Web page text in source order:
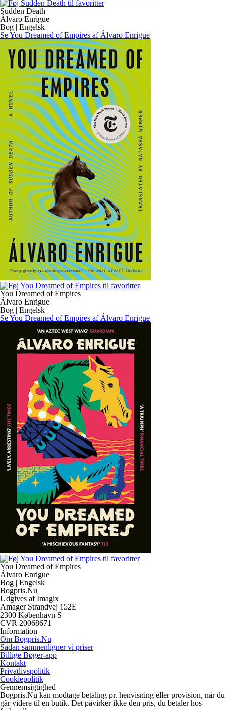
Sudden Death
Álvaro Enrigue
Bog | Engelsk
Se You Dreamed of Empires af Álvaro Enrigue
You Dreamed of Empires
Álvaro Enrigue
Bog | Engelsk
Se You Dreamed of Empires af Álvaro Enrigue
You Dreamed of Empires
Álvaro Enrigue
Bog | Engelsk
Bogpris.Nu
Udgives af Imagix
Amager Strandvej 152E
2300 København S
CVR 20068671
Information
Om Bogpris.Nu
Sådan sammenligner vi priser
Billige Bøger-app
Kontakt
Privatlivspolitik
Cookiepolitik
Gennemsigtighed
Bogpris.Nu kan modtage betaling pr. henvisning eller provision, når du
går videre til en butik. Det påvirker ikke den pris, du betaler hos